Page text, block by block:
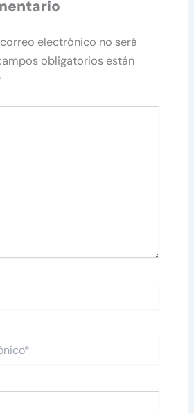
electrónico no será
obligatorios están